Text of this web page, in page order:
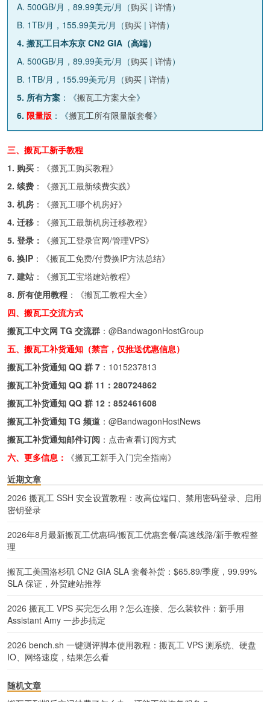
A. 500GB/月，89.99美元/月（购买 | 详情）
B. 1TB/月，155.99美元/月（购买 | 详情）
4. 搬瓦工日本东京 CN2 GIA（高端）
A. 500GB/月，89.99美元/月（购买 | 详情）
B. 1TB/月，155.99美元/月（购买 | 详情）
5. 所有方案 ：《搬瓦工方案大全》
6. 限量版 ：《搬瓦工所有限量版套餐》
三、搬瓦工新手教程
1. 购买 ：《搬瓦工购买教程》
2. 续费 ：《搬瓦工最新续费实践》
3. 机房 ：《搬瓦工哪个机房好》
4. 迁移 ：《搬瓦工最新机房迁移教程》
5. 登录：
《搬瓦工登录官网/管理VPS》
6. 换IP ：《搬瓦工免费/付费换IP方法总结》
7. 建站 ：《搬瓦工宝塔建站教程》
8. 所有使用教程 ：《搬瓦工教程大全》
四、搬瓦工交流方式
搬瓦工中文网 TG 交流群 ： @BandwagonHostGroup
五、搬瓦工补货通知（禁言，仅推送优惠信息）
搬瓦工补货通知 QQ 群 7 ： 1015237813
搬瓦工补货通知 QQ 群 11： 280724862
搬瓦工补货通知 QQ 群 12： 852461608
搬瓦工补货通知 TG 频道 ： @BandwagonHostNews
搬瓦工补货通知邮件订阅 ： 点击查看订阅方式
六、更多信息：
《搬瓦工新手入门完全指南》
近期文章
2026 搬瓦工 SSH 安全设置教程：改高位端口、禁用密码登录、启用
密钥登录
2026年8月最新搬瓦工优惠码/搬瓦工优惠套餐/高速线路/新手教程整
理
搬瓦工美国洛杉矶 CN2 GIA SLA 套餐补货：$65.89/季度，99.99%
SLA 保证，外贸建站推荐
2026 搬瓦工 VPS 买完怎么用？怎么连接、怎么装软件：新手用
Assistant Amy 一步步搞定
2026 bench.sh 一键测评脚本使用教程：搬瓦工 VPS 测系统、硬盘
IO、网络速度，结果怎么看
随机文章